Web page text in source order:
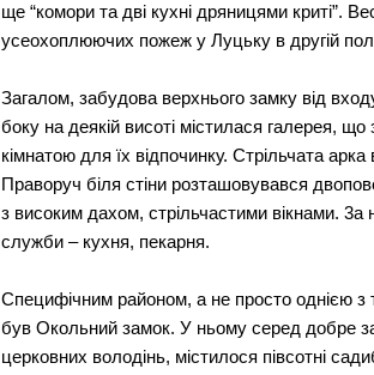
ще “комори та двi кухнi дряницями критi”.
усеохоплюючих пожеж у Луцьку в другiй
Загалом, забудова верхнього замку вiд
боку на деякiй висотi містилася галерея,
кiмнатою для їх вiдпочинку. Cтрiльчата
Праворуч бiля стiни розташовувався
з високим дахом, стрiльчастими вiкнами. 3а
служби – кухня, пекарня.
Специфічним районом, а не просто однією
був Oкольний замок. У ньому серед добре
церковних володiнь, містилося пiвсотнi